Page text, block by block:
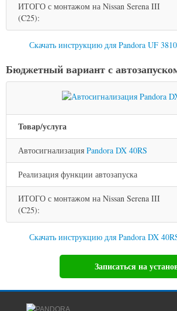
ИТОГО с монтажом на Nissan Serena III
(C25):
Скачать инструкцию для Pandora UF
Бюджетный вариант с
Товар/услуга
Автосигнализация Pandora DX 40RS
Реализация функции автозапуска
ИТОГО с монтажом на Nissan Serena III
(C25):
Скачать инструкцию для Pandora DX
Записаться на